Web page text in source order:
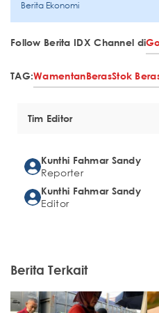
Berita Ekonomi
Follow Berita IDX Channel di
TAG:WamentanBerasStok
Tim Editor
Kunthi Fahmar Sandy
Reporter
Kunthi Fahmar Sandy
Editor
Berita Terkait